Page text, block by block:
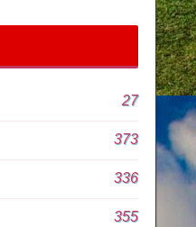
27
373
336
355